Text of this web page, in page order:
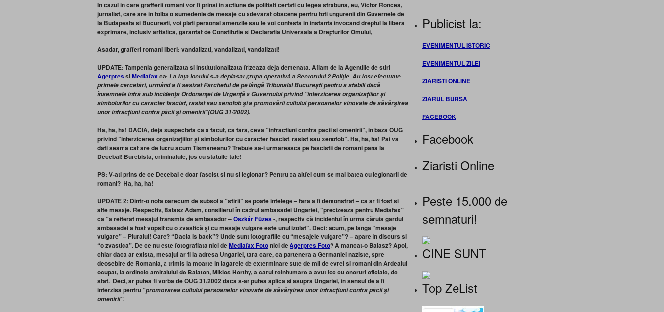
In cazul in care grafferii romani vor fi prinsi in actiune de politisti certati cu legea strabuna, eu, Victor Roncea,
jurnalist, care are in tolba o sumedenie de mesaje cu adevarat obscene pentru toti ungurenii din Guvernele de
la Budapesta si Bucuresti, voi plati personal amenzile sau le voi contesta in instanta invocand dreptul la libera
exprimare, inclusiv artistica, garantat de Constitutie si Declaratia Universala a Drepturilor Omului,
Asadar, grafferi romani liberi: vandalizati, vandalizati, vandalizati!
UPDATE: Tampenia generalizata si institutionalizata frizeaza deja demenata. Aflam de la Agentiile de stiri
Agerpres siMediafaxca: La faţa locului s-a deplasat grupa operativă a Sectorului 2 Poliţie. Au fost efectuate
primele cercetări, urmând a fi sesizat Parchetul de pe lângă Tribunalul Bucureşti pentru a stabili dacă
însemnele intră sub incidenţa Ordonanţei de Urgenţă a Guvernului privind ”interzicerea organizaţiilor şi
simbolurilor cu caracter fascist, rasist sau xenofob şi a promovării cultului persoanelor vinovate de săvârşirea
unor infracţiuni contra păcii şi omenirii”(OUG 31/2002).
Ha, ha, ha! DACIA, deja suspectata ca a facut, ca tara, ceva “infractiuni contra pacii si omenirii”, in baza OUG
privind ”interzicerea organizaţiilor şi simbolurilor cu caracter fascist, rasist sau xenofob”. Ha, ha, ha! Pai va
dati seama cat are de lucru acum Tismaneanu? Trebuie sa-i urmareasca pe fascistii de romani pana la
Decebal! Burebista, criminalule, jos cu statuile tale!
PS: V-ati prins de ce Decebal e doar fascist si nu si legionar? Pentru ca altfel cum se mai batea cu legionarii de
romani? Ha, ha, ha!
UPDATE 2: Dintr-o nota oarecum de subsol a “stirii” se poate intelege – fara a fi demonstrat – ca ar fi fost si
alte mesaje. Respectiv, Balasz Adam,consilierul în cadrul ambasadei Ungariei, “precizeaza pentru Mediafax”
ca “a reiterat mesajul transmis de ambasador –Oszkár Füzes -, respectiv că incidentul în urma căruia gardul
ambasadei a fost vopsit cu o zvastică şi cu mesaje vulgare este unul izolat“. Deci: acum, pe langa “mesaje
vulgare” – Pluralul! Care? “Dacia is back”? Unde sunt fotografiile cu “mesajele vulgare”? – apare in discurs si
“o zvastica”. De ce nu este fotografiata nici deMediafax Fotonici deAgerpres Foto? A mancat-o Balasz? Apoi,
chiar daca ar exista, mesajul ar fi la adresa Ungariei, tara care, ca partenera a Germaniei naziste, spre
deosebire de Romania, a trimis la moarte in lagarele de exterminare sute de mii de evrei si romani din Ardealul
ocupat, la ordinele amiralului de Balaton, Miklos Horthy, a carui reinhumare a avut loc cu onoruri oficiale, de
stat. Deci, ar putea fi vorba de OUG 31/2002 daca s-ar putea aplica si asupra Ungariei, in sensul de a fi
interzisa pentru “promovarea cultului persoanelor vinovate de săvârşirea unor infracţiuni contra păcii şi
omenirii”.
Publicist la:
EVENIMENTUL ISTORIC
EVENIMENTUL ZILEI
ZIARISTI ONLINE
ZIARUL BURSA
FACEBOOK
Facebook
Ziaristi Online
Peste 15.000 de
semnaturi!
CINE SUNT
Top ZeList